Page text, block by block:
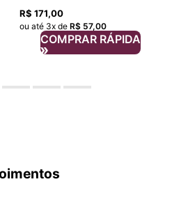
R$ 171,00
ou até 3x de R$ 57,00
COMPRAR RÁPIDA